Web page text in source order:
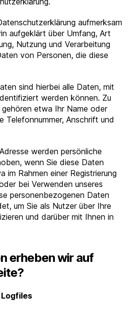
aufmerksam
aufgeklärt über Umfang, Art
Nutzung und Verarbeitung
von Personen, die diese
sind hierbei alle Daten, mit
werden können. Zu
etwa Ihr Name oder
Telefonnummer, Anschrift und
werden persönliche
wenn Sie diese Daten
im Rahmen einer Registrierung
bei Verwenden unseres
personenbezogenen Daten
um Sie als Nutzer über Ihre
und darüber mit Ihnen in
erheben wir auf